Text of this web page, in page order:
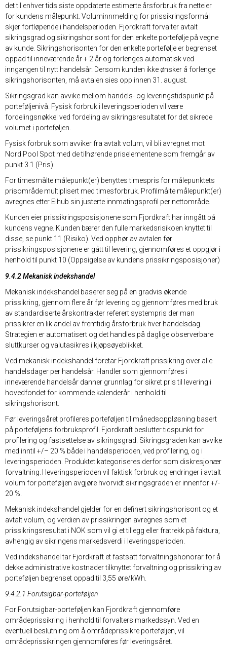
det til enhver tids siste oppdaterte estimerte årsforbruk fra netteier
for kundens målepunkt. Voluminnmelding for prissikringsformål
skjer fortløpende i handelsperioden. Fjordkraft forvalter avtalt
sikringsgrad og sikringshorisont for den enkelte portefølje på vegne
av kunde. Sikringshorisonten for den enkelte portefølje er begrenset
oppad til inneværende år + 2 år og forlenges automatisk ved
inngangen til nytt handelsår. Dersom kunden ikke ønsker å forlenge
sikringshorisonten, må avtalen sies opp innen 31. august.
Sikringsgrad kan avvike mellom handels- og leveringstidspunkt på
porteføljenivå. Fysisk forbruk i leveringsperioden vil være
fordelingsnøkkel ved fordeling av sikringsresultatet for det sikrede
volumet i porteføljen.
Fysisk forbruk som avviker fra avtalt volum, vil bli avregnet mot
Nord Pool Spot med de tilhørende priselementene som fremgår av
punkt 3.1 (Pris).
For timesmålte målepunkt(er) benyttes timespris for målepunktets
prisområde multiplisert med timesforbruk. Profilmålte målepunkt(er)
avregnes etter Elhub sin justerte innmatingsprofil per nettområde.
Kunden eier prissikringsposisjonene som Fjordkraft har inngått på
kundens vegne. Kunden bærer den fulle markedsrisikoen knyttet til
disse, se punkt 11 (Risiko). Ved opphør av avtalen før
prissikringsposisjonene er gått til levering, gjennomføres et oppgjør i
henhold til punkt 10 (Oppsigelse av kundens prissikringsposisjoner)
9.4.2 Mekanisk indekshandel
Mekanisk indekshandel baserer seg på en gradvis økende
prissikring, gjennom flere år før levering og gjennomføres med bruk
av standardiserte årskontrakter referert systempris der man
prissikrer en lik andel av fremtidig årsforbruk hver handelsdag.
Strategien er automatisert og det handles på daglige observerbare
sluttkurser og valutasikres i kjøpsøyeblikket.
Ved mekanisk indekshandel foretar Fjordkraft prissikring over alle
handelsdager per handelsår. Handler som gjennomføres i
inneværende handelsår danner grunnlag for sikret pris til levering i
hovedfondet for kommende kalenderår i henhold til
sikringshorisont.
Før leveringsåret profileres porteføljen til månedsoppløsning basert
på porteføljens forbruksprofil. Fjordkraft beslutter tidspunkt for
profilering og fastsettelse av sikringsgrad. Sikringsgraden kan avvike
med inntil +/– 20 % både i handelsperioden, ved profilering, og i
leveringsperioden. Produktet kategoriseres derfor som diskresjonær
forvaltning. I leveringsperioden vil faktisk forbruk og endringer i avtalt
volum for porteføljen avgjøre hvorvidt sikringsgraden er innenfor +/-
20 %.
Mekanisk indekshandel gjelder for en definert sikringshorisont og et
avtalt volum, og verdien av prissikringen avregnes som et
prissikringsresultat i NOK som vil gi et tillegg eller fratrekk på faktura,
avhengig av sikringens markedsverdi i leveringsperioden.
Ved indekshandel tar Fjordkraft et fastsatt forvaltningshonorar for å
dekke administrative kostnader tilknyttet forvaltning og prissikring av
porteføljen begrenset oppad til 3,55 øre/kWh.
9.4.2.1 Forutsigbar-porteføljen
For Forutsigbar-porteføljen kan Fjordkraft gjennomføre
områdeprissikring i henhold til forvalters markedssyn. Ved en
eventuell beslutning om å områdeprissikre porteføljen, vil
områdeprissikringen gjennomføres før leveringsåret.